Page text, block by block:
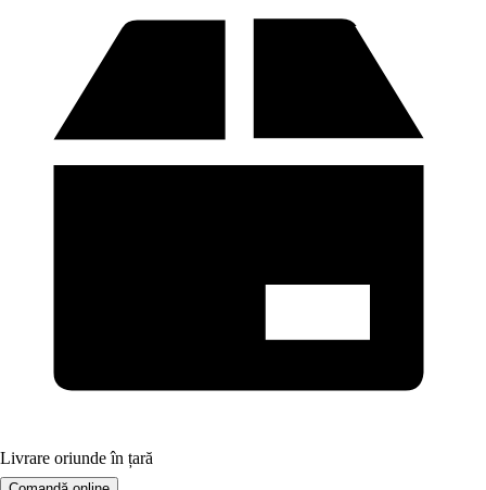
Livrare oriunde în țară